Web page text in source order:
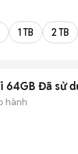
1 TB 2 TB
64GB Đã sử
hành